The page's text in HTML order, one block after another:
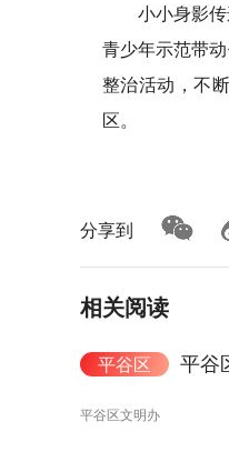
小小身影
青少年示范带
整治活动，不
区。
分享到
相关阅读
平谷区 平谷
平谷区文明办